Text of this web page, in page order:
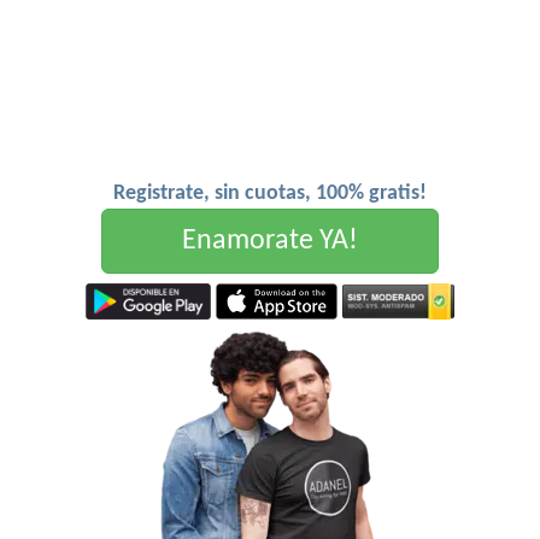
Registrate, sin cuotas, 100% gratis!
Enamorate YA!